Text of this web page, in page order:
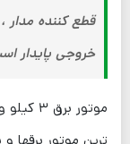
خروجی پایدار
ترین موتور برقها